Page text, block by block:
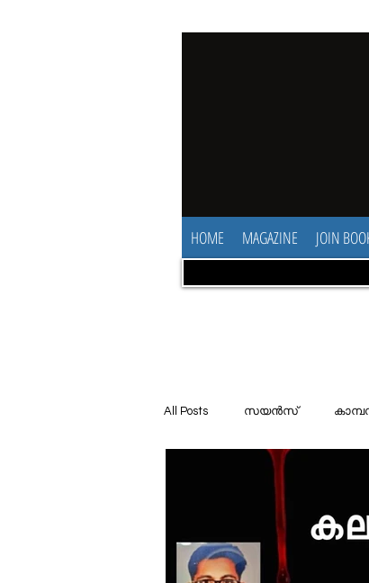
HOME MAGAZINE JOIN
All Posts സയൻസ്
രാഷ്ട്രീയം